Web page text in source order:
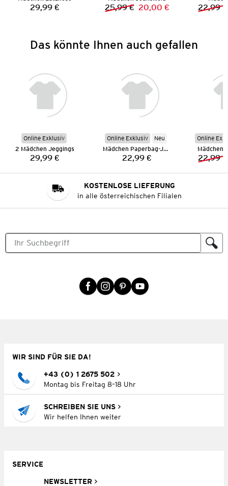
Preis:
29,99 € Vorheriger Preis:
25,99 € Neuer Preis:
20,00 € 22,99 €
Das könnte Ihnen auch gefallen
Online Exklusiv
2 Mädchen Jeggings
Preis:
29,99 €
Online Exklusiv
Neu
Mädchen Paperbag-Jeans
Preis:
22,99 €
Online
Mädchen
22,99 €
KOSTENLOSE LIEFERUNG
in alle österreichischen Filialen
WIR SIND FÜR SIE DA!
+43 (0) 1 2675 502
Montag bis Freitag 8–18 Uhr
SCHREIBEN SIE UNS
Wir helfen Ihnen weiter
SERVICE
NEWSLETTER